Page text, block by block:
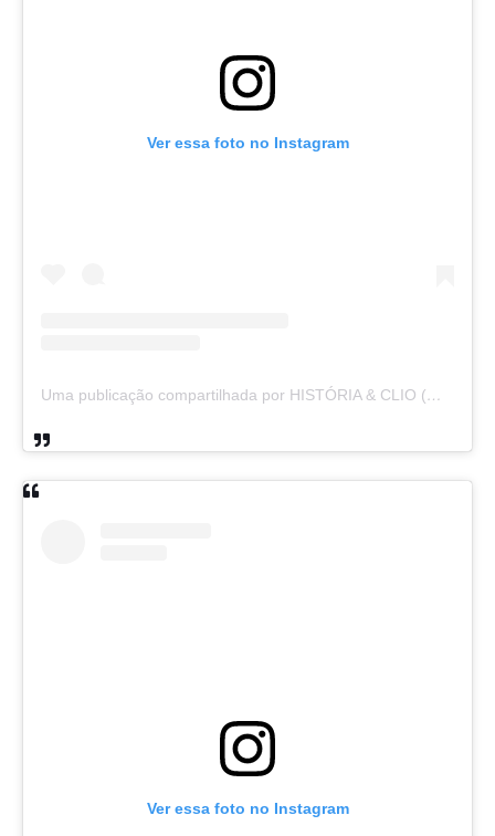
Ver essa foto no Instagram
Uma publicação compartilhada por HISTÓRIA & CLIO (@historiaeclio)
Ver essa foto no Instagram